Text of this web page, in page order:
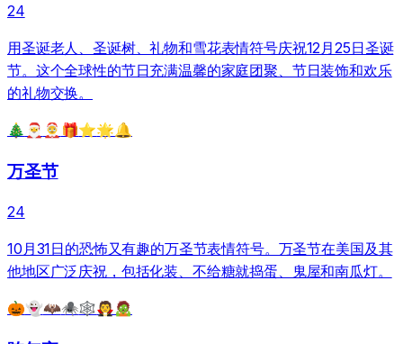
24
用圣诞老人、圣诞树、礼物和雪花表情符号庆祝12月25日圣诞
节。这个全球性的节日充满温馨的家庭团聚、节日装饰和欢乐
的礼物交换。
🎄 🎅 🤶 🎁⭐🌟🔔
万圣节
24
10月31日的恐怖又有趣的万圣节表情符号。万圣节在美国及其
他地区广泛庆祝，包括化装、不给糖就捣蛋、鬼屋和南瓜灯。
🎃👻🦇🕷️🕸️🧛🧟